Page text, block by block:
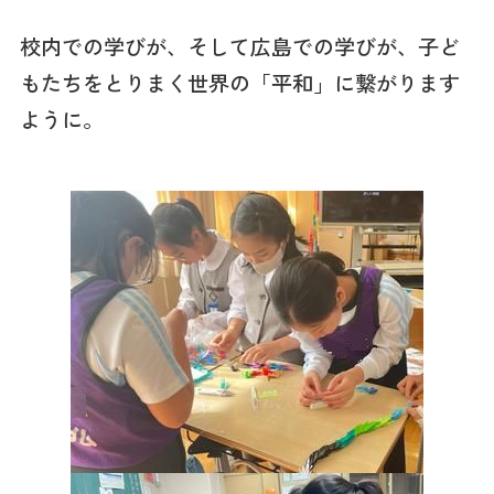
校内での学びが、そして広島での学びが、子ど
もたちをとりまく世界の「平和」に繋がります
ように。